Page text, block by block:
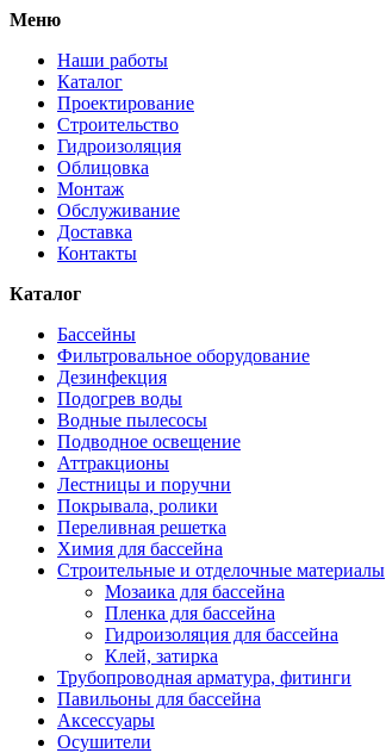
Меню
Наши работы
Каталог
Проектирование
Строительство
Гидроизоляция
Облицовка
Монтаж
Обслуживание
Доставка
Контакты
Каталог
Бассейны
Фильтровальное оборудование
Дезинфекция
Подогрев воды
Водные пылесосы
Подводное освещение
Аттракционы
Лестницы и поручни
Покрывала, ролики
Переливная решетка
Химия для бассейна
Строительные и отделочные материалы
Мозаика для бассейна
Пленка для бассейна
Гидроизоляция для бассейна
Клей, затирка
Трубопроводная арматура, фитинги
Павильоны для бассейна
Аксессуары
Осушители